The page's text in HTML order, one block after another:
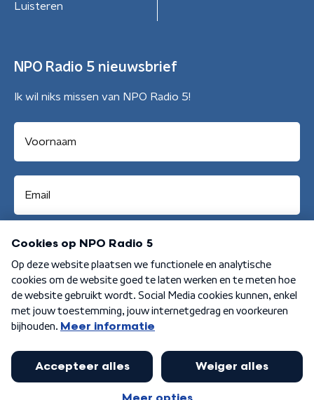
Luisteren
NPO Radio 5 nieuwsbrief
Ik wil niks missen van NPO Radio 5!
Aanmelden
Algemene voorwaarden Privacybeleid